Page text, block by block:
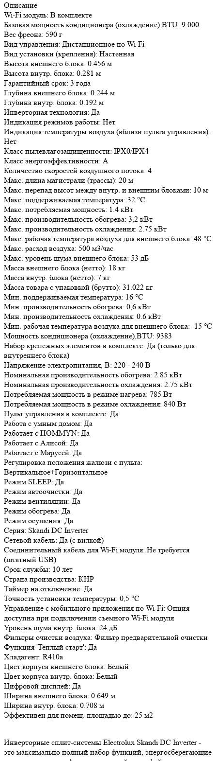
Описание
Wi-Fi модуль: В комплекте
Базовая мощность кондиционера (охлаждение),BTU: 9 000
Вес фреона: 590 г
Вид управления: Дистанционное по Wi-Fi
Вид установки (крепления): Настенная
Высота внешнего блока: 0.456 м
Высота внутр. блока: 0.281 м
Гарантийный срок: 3 года
Глубина внешнего блока: 0.244 м
Глубина внутр. блока: 0.192 м
Инверторная технология: Да
Индикация режимов работы: Нет
Индикация температуры воздуха (вблизи пульта управления):
Нет
Класс пылевлагозащищенности: IPX0/IPX4
Класс энергоэффективности: A
Количество скоростей воздушного потока: 4
Макс. длина магистрали (трассы): 20 м
Макс. перепад высот между внутр. и внешним блоками: 10 м
Макс. поддерживаемая температура: 32 °С
Макс. потребляемая мощность: 1.4 кВт
Макс. производительность обогрева: 3,2 кВт
Макс. производительность охлаждения: 2.75 кВт
Макс. рабочая температура воздуха для внешнего блока: 48 °С
Макс. расход воздуха: 500 м3/час
Макс. уровень шума внешнего блока: 53 дБ
Масса внешнего блока (нетто): 18 кг
Масса внутр. блока (нетто): 7 кг
Масса товара с упаковкой (брутто): 31.022 кг
Мин. поддерживаемая температура: 16 °С
Мин. производительность обогрева: 0,6 кВт
Мин. производительность охлаждения: 0.6 кВт
Мин. рабочая температура воздуха для внешнего блока: -15 °С
Мощность кондиционера (охлаждение),BTU: 9383
Набор крепежных элементов в комплекте: Да (только для
внутреннего блока)
Напряжение электропитания, В: 220 - 240 В
Номинальная производительность обогрева: 2.85 кВт
Номинальная производительность охлаждения: 2.75 кВт
Потребляемая мощность в режиме нагрева: 785 Вт
Потребляемая мощность в режиме охлаждения: 840 Вт
Пульт управления в комплекте: Да
Работа с умным домом: Да
Работает с HOMMYN: Да
Работает с Алисой: Да
Работает с Марусей: Да
Регулировка положения жалюзи с пульта:
Вертикальное+Горизонтальное
Режим SLEEP: Да
Режим автоочистки: Да
Режим вентиляции: Да
Режим обогрева: Да
Режим осушения: Да
Серия: Skandi DC Inverter
Сетевой кабель: Да (с вилкой)
Соединительный кабель для Wi-Fi модуля: Не требуется
(штатный USB)
Срок службы: 10 лет
Страна производства: КНР
Таймер на отключение: Да
Точность установки температуры: 0,5 °С
Управление c мобильного приложения по Wi-Fi: Опция
доступна при подключении съемного Wi-Fi модуля
Уровень шума внутр. блока: 24 дБ
Фильтры очистки воздуха: Фильтр предварительной очистки
Функция 'Теплый старт': Да
Хладагент: R410a
Цвет корпуса внешнего блока: Белый
Цвет корпуса внутр. блока: Белый
Цифровой дисплей: Да
Ширина внешнего блока: 0.649 м
Ширина внутр. блока: 0.708 м
Эффективен для помещ. площадью до: 25 м2
Инверторные сплит-системы Electrolux Skandi DC Inverter -
это максимально полный набор функций, энергосберегающие